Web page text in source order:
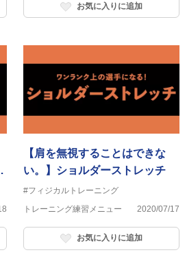
お気に入りに追加
【肩を無視することはできな
い。】ショルダーストレッチ
#フィジカルトレーニング
トレーニング練習メニュー
2020/07/17
お気に入りに追加